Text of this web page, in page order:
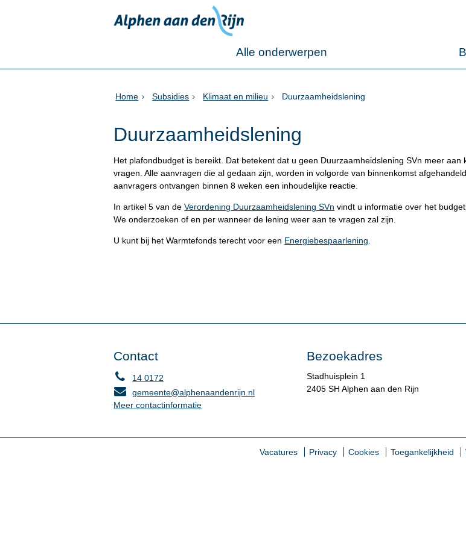
Alle onderwerpen
Home Subsidies Klimaat en milieu Duurzaamheidslening
Duurzaamheidslening
Het plafondbudget is bereikt. Dat betekent dat u geen Duurzaamheidslening SVn meer aan
vragen. Alle aanvragen die al gedaan zijn, worden in volgorde van binnenkomst
aanvragers ontvangen binnen 8 weken een inhoudelijke reactie.
In artikel 5 van deVerordening Duurzaamheidslening SVn vindt u informatie over het
We onderzoeken of en per wanneer de lening weer aan te vragen zal zijn.
U kunt bij het Warmtefonds terecht voor een Energiebespaarlening
Contact
14 0172
gemeente@alphenaandenrijn.nl
Meer contactinformatie
Bezoekadres
Stadhuisplein 1
2405 SH Alphen aan den Rijn
Vacatures Privacy Cookies Toegankelijkheid